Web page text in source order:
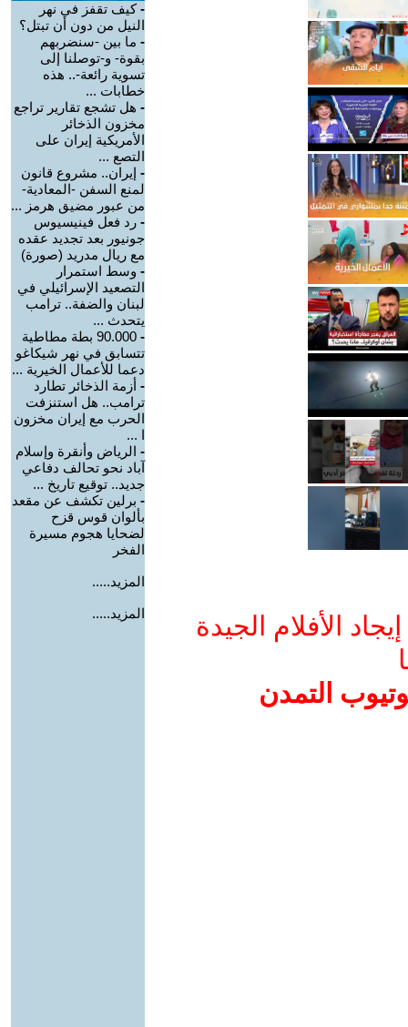
الأفلام الجيدة
التمدن
-كيف تقفز في نهر
النيل من دون أن تبتل؟
- ما بين -سنضربهم
بقوة- و-توصلنا إلى
تسوية رائعة-.. هذه
خطابات ...
- هل تشجع تقارير تراجع
مخزون الذخائر
الأمريكية إيران على
التصع ...
- إيران.. مشروع قانون
لمنع السفن -المعادية-
من عبور مضيق هرمز ...
- رد فعل فينيسيوس
جونيور بعد تجديد عقده
مع ريال مدريد (صورة)
- وسط استمرار
التصعيد الإسرائيلي في
لبنان والضفة.. ترامب
يتحدث ...
-
90.000 بطة مطاطية
تتسابق في نهر شيكاغو
دعما للأعمال الخيرية ...
- أزمة الذخائر تطارد
ترامب.. هل استنزفت
الحرب مع إيران مخزون
ا ...
- الرياض وأنقرة وإسلام
آباد نحو تحالف دفاعي
جديد.. توقيع تاريخ ...
- برلين تكشف عن مقعد
بألوان قوس قزح
لضحايا هجوم مسيرة
الفخر
المزيد.....
المزيد.....